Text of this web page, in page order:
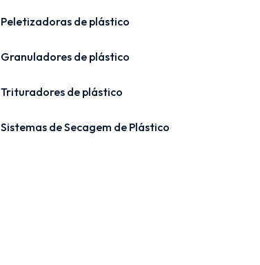
Peletizadoras de plástico
Granuladores de plástico
Trituradores de plástico
Sistemas de Secagem de Plástico